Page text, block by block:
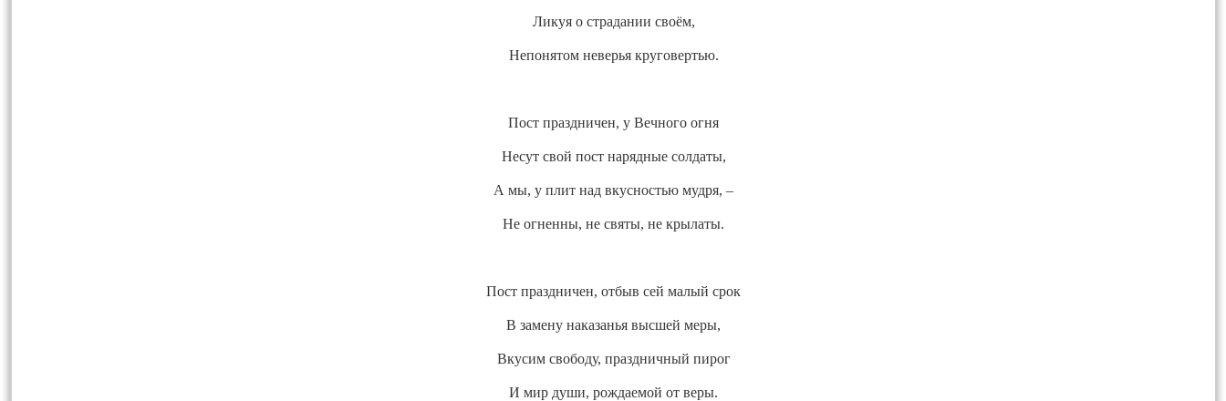
Ликуя о страдании своём,
Непонятом неверья круговертью.
Пост праздничен, у Вечного огня
Несут свой пост нарядные солдаты,
А мы, у плит над вкусностью мудря, –
Не огненны, не святы, не крылаты.
Пост праздничен, отбыв сей малый срок
В замену наказанья высшей меры,
Вкусим свободу, праздничный пирог
И мир души, рождаемой от веры.